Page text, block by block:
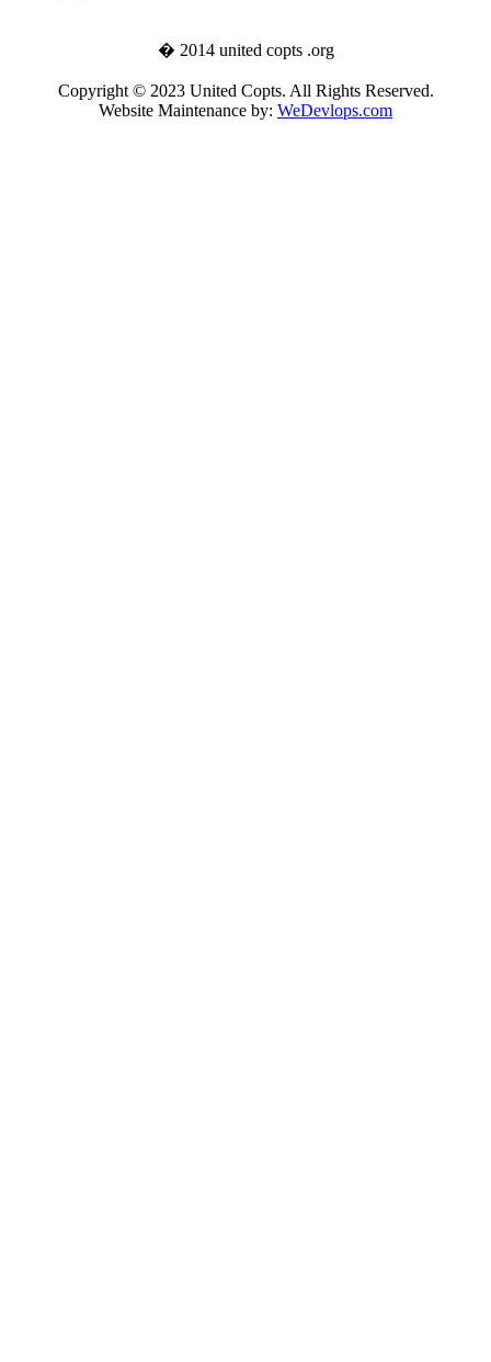
� 2014 united copts .org
Copyright © 2023 United Copts. All Rights Reserved.
Website Maintenance by: WeDevlops.com